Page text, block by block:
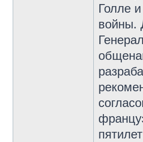
Голле
войны.